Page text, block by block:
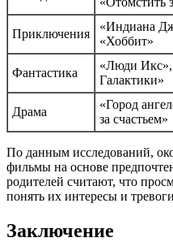
Приключения
«Индиана
«Хоббит»
Фантастика
«Люди
Галактики»
Драма
«Город
за счастьем»
По данным исследований,
фильмы на основе
родителей считают, что
понять их интересы и
Заключение